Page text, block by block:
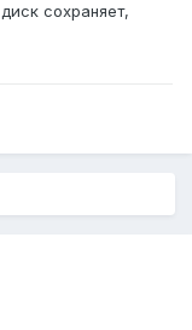
сохраняет,